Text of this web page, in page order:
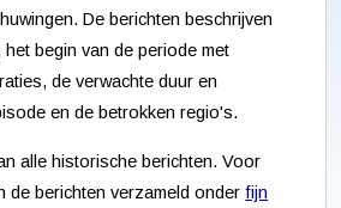
De berichten beschrijven
begin van de periode met
de verwachte duur en
en de betrokken regio's.
alle historische berichten. Voor
de berichten verzameld onderfijn